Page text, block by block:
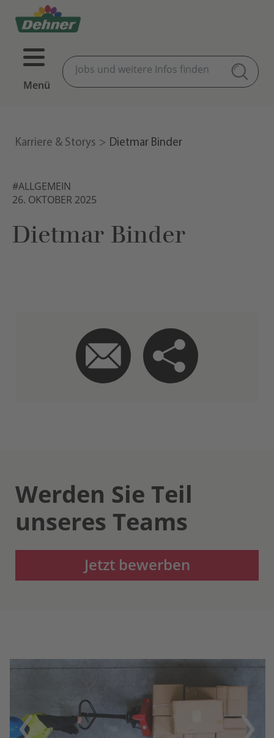
Menü
Karriere & Storys Dietmar Binder
#ALLGEMEIN
26. OKTOBER 2025
Dietmar Binder
Werden Sie Teil
unseres Teams
Jetzt bewerben
Previous Next